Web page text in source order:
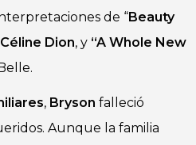
de “Beauty
Céline Dion, y “A Whole New
, Bryson falleció
Aunque la familia